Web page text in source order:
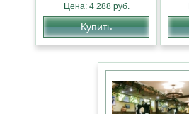
Цена: 4 288 руб.
Купить